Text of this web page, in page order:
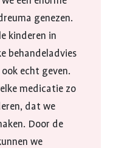
genezen.
kinderen in
behandeladvies
echt geven.
medicatie zo
dat we
Door de
we